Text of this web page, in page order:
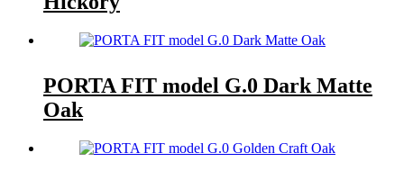
PORTA FIT model G.0 Dark Matte
Oak